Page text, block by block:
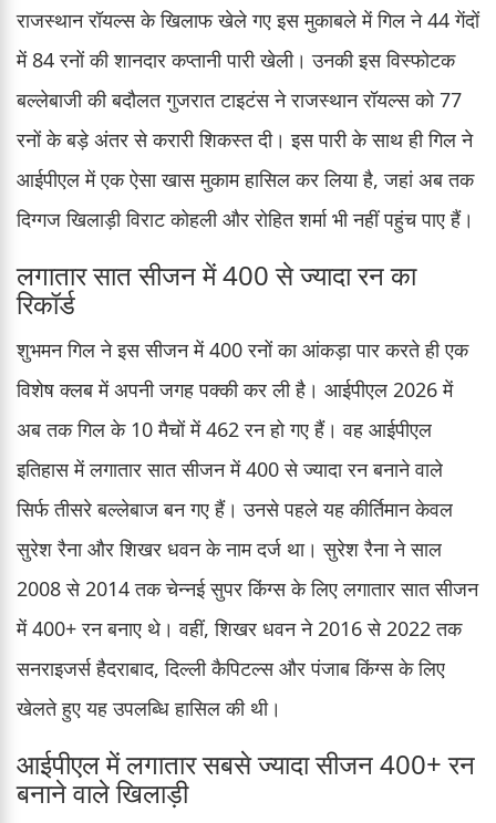
राजस्थान रॉयल्स के खिलाफ खेले गए इस मुकाबले में गिल ने 44 गेंदों
में 84 रनों की शानदार कप्तानी पारी खेली। उनकी इस विस्फोटक
बल्लेबाजी की बदौलत गुजरात टाइटंस ने राजस्थान रॉयल्स को 77
रनों के बड़े अंतर से करारी शिकस्त दी। इस पारी के साथ ही गिल ने
आईपीएल में एक ऐसा खास मुकाम हासिल कर लिया है, जहां अब तक
दिग्गज खिलाड़ी विराट कोहली और रोहित शर्मा भी नहीं पहुंच पाए हैं।
लगातार सात सीजन में 400 से ज्यादा रन का
रिकॉर्ड
शुभमन गिल ने इस सीजन में 400 रनों का आंकड़ा पार करते ही एक
विशेष क्लब में अपनी जगह पक्की कर ली है। आईपीएल 2026 में
अब तक गिल के 10 मैचों में 462 रन हो गए हैं। वह आईपीएल
इतिहास में लगातार सात सीजन में 400 से ज्यादा रन बनाने वाले
सिर्फ तीसरे बल्लेबाज बन गए हैं। उनसे पहले यह कीर्तिमान केवल
सुरेश रैना और शिखर धवन के नाम दर्ज था। सुरेश रैना ने साल
2008 से 2014 तक चेन्नई सुपर किंग्स के लिए लगातार सात सीजन
में 400+ रन बनाए थे। वहीं, शिखर धवन ने 2016 से 2022 तक
सनराइजर्स हैदराबाद, दिल्ली कैपिटल्स और पंजाब किंग्स के लिए
खेलते हुए यह उपलब्धि हासिल की थी।
आईपीएल में लगातार सबसे ज्यादा सीजन 400+ रन
बनाने वाले खिलाड़ी